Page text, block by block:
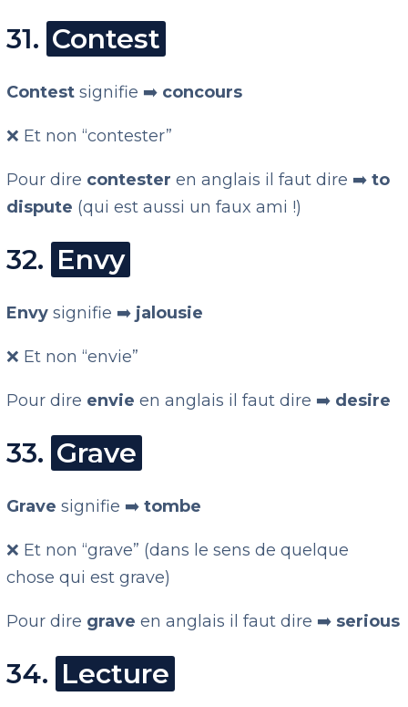
31. Contest
Contestsignifie ➡️ concours
❌ Et non “contester”
Pour dire contesteren anglais il faut dire ➡️to
dispute (qui est aussi un faux ami !)
32. Envy
Envysignifie ➡️ jalousie
❌ Et non “envie”
Pour dire envieen anglais il faut dire ➡️ desire
33. Grave
Gravesignifie ➡️tombe
❌ Et non “grave” (dans le sens de quelque
chose qui est grave)
Pour dire graveen anglais il faut dire ➡️ serious
34. Lecture